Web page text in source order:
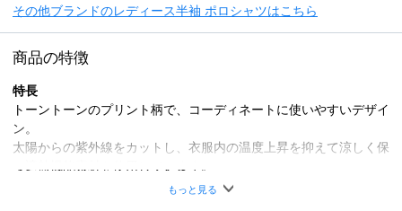
その他ブランドのレディース半袖 ポロシャツはこちら
商品の特徴
特長
トーントーンのプリント柄で、コーディネートに使いやすいデザイ
ン。
太陽からの紫外線をカットし、衣服内の温度上昇を抑えて涼しく保
つ遮熱機能素材を使用しています。
もっと見る